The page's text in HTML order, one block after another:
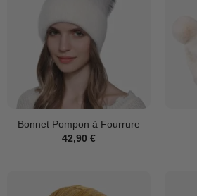
Bonnet Pompon à Fourrure
42,90 €